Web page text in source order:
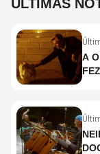
ÚLTIMAS
A